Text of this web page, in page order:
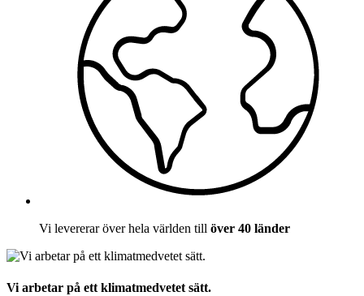
Vi levererar över hela världen till över 40 länder
Vi arbetar på ett klimatmedvetet sätt.